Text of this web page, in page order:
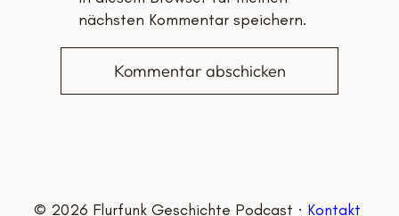
nächsten Kommentar speichern.
© 2026 Flurfunk Geschichte Podcast · Kontakt